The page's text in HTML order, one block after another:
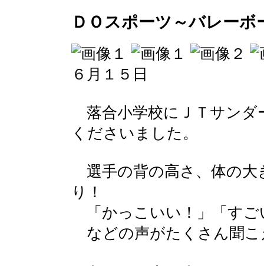
ＤＯスポーツ～バレー
６月１５日
落合小学校にＪＴサンダ
くださいました。
選手の背の高さ、体の大
り！
「かっこいい！」「すご
などの声がたくさん聞こ